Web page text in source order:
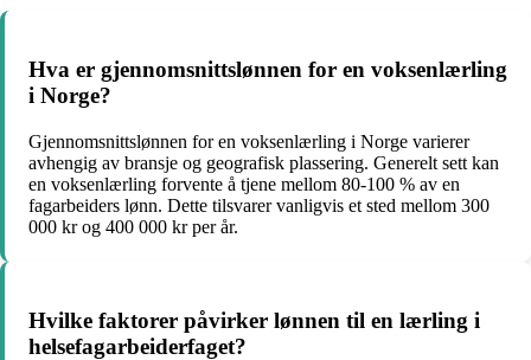
Hva er gjennomsnittslønnen for en voksenlærling
i Norge?
Gjennomsnittslønnen for en voksenlærling i Norge varierer
avhengig av bransje og geografisk plassering. Generelt sett kan
en voksenlærling forvente å tjene mellom 80-100 % av en
fagarbeiders lønn. Dette tilsvarer vanligvis et sted mellom 300
000 kr og 400 000 kr per år.
Hvilke faktorer påvirker lønnen til en lærling i
helsefagarbeiderfaget?